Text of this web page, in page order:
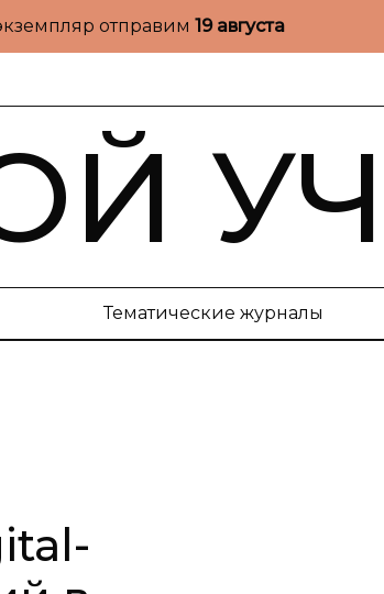
отправим 19 августа
Тематические журналы